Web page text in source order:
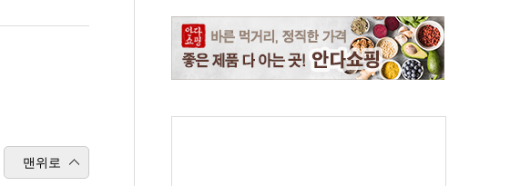
맨위로